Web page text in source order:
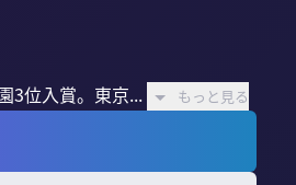
3位入賞。東京...
もっと見る